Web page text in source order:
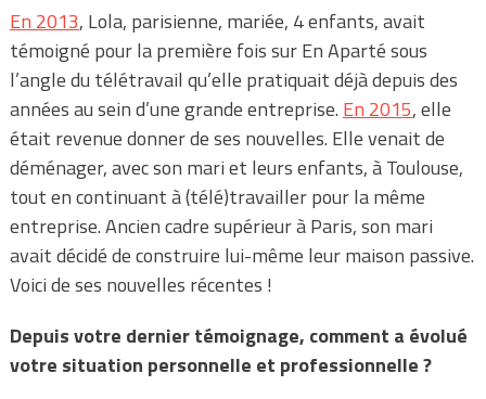
En 2013, Lola, parisienne, mariée, 4 enfants, avait
témoigné pour la première fois sur En Aparté sous
l’angle du télétravail qu’elle pratiquait déjà depuis des
années au sein d’une grande entreprise. En 2015, elle
était revenue donner de ses nouvelles. Elle venait de
déménager, avec son mari et leurs enfants, à Toulouse,
tout en continuant à (télé)travailler pour la même
entreprise. Ancien cadre supérieur à Paris, son mari
avait décidé de construire lui-même leur maison passive.
Voici de ses nouvelles récentes !
Depuis votre dernier témoignage, comment a évolué
votre situation personnelle et professionnelle ?